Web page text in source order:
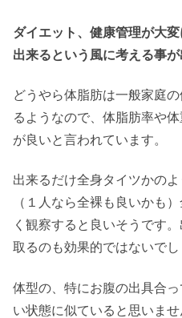
ダイエット、健康管理が大
出来るという風に考える事が
どうやら体脂肪は一般家庭
るようなので、体脂肪率や
が良いと言われています。
出来るだけ全身タイツかの
（１人なら全裸も良いかも
く観察すると良いそうです
取るのも効果的ではないで
体型の、特にお腹の出具合
い状態に似ていると思いませ